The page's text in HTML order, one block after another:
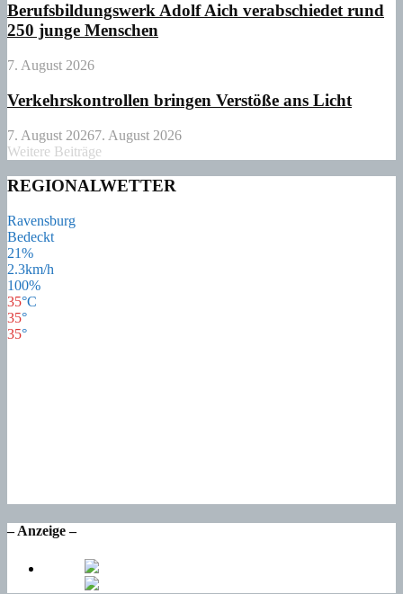
Berufsbildungswerk Adolf Aich verabschiedet rund
250 junge Menschen
7. August 2026
Verkehrskontrollen bringen Verstöße ans Licht
7. August 20267. August 2026
Weitere Beiträge
REGIONALWETTER
Ravensburg
Bedeckt
21%
2.3km/h
100%
35°C
35°
35°
– Anzeige –